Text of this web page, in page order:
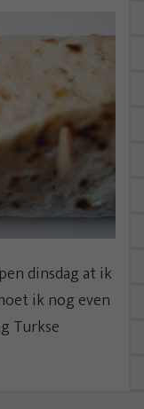
dinsdag at ik
ik nog even
Turkse